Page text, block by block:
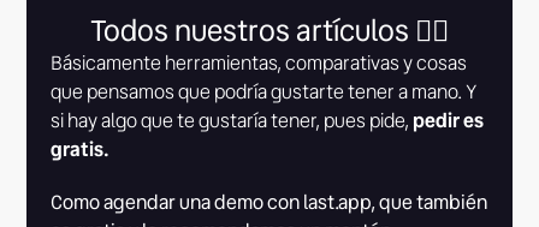
Todos nuestros artículos 👇🏾
Básicamente herramientas, comparativas y cosas
que pensamos que podría gustarte tener a mano. Y
si hay algo que te gustaría tener, pues pide, pedir es
gratis.
Como agendar una demo con last.app, que también